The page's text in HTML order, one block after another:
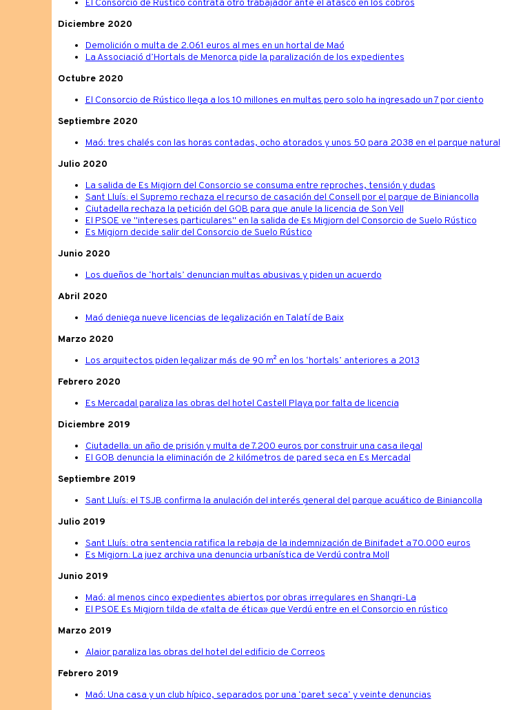
El Consorcio de Rústico contrata otro trabajador ante el atasco en los cobros
Diciembre 2020
Demolición o multa de 2.061 euros al mes en un hortal de Maó
La Associació d’Hortals de Menorca pide la paralización de los expedientes
Octubre 2020
El Consorcio de Rústico llega a los 10 millones en multas pero solo ha ingresado un 7 por ciento
Septiembre 2020
Maó: tres chalés con las horas contadas, ocho atorados y unos 50 para 2038 en el parque natural
Julio 2020
La salida de Es Migjorn del Consorcio se consuma entre reproches, tensión y dudas
Sant Lluís: el Supremo rechaza el recurso de casación del Consell por el parque de Biniancolla
Ciutadella rechaza la petición del GOB para que anule la licencia de Son Vell
El PSOE ve "intereses particulares" en la salida de Es Migjorn del Consorcio de Suelo Rústico
Es Migjorn decide salir del Consorcio de Suelo Rústico
Junio 2020
Los dueños de ‘hortals’ denuncian multas abusivas y piden un acuerdo
Abril 2020
Maó deniega nueve licencias de legalización en Talatí de Baix
Marzo 2020
Los arquitectos piden legalizar más de 90 m² en los ‘hortals’ anteriores a 2013
Febrero 2020
Es Mercadal paraliza las obras del hotel Castell Playa por falta de licencia
Diciembre 2019
Ciutadella: un año de prisión y multa de 7.200 euros por construir una casa ilegal
El GOB denuncia la eliminación de 2 kilómetros de pared seca en Es Mercadal
Septiembre 2019
Sant Lluís: el TSJB confirma la anulación del interés general del parque acuático de Biniancolla
Julio 2019
Sant Lluís: otra sentencia ratifica la rebaja de la indemnización de Binifadet a 70.000 euros
Es Migjorn: La juez archiva una denuncia urbanística de Verdú contra Moll
Junio 2019
Maó: al menos cinco expedientes abiertos por obras irregulares en Shangri-La
El PSOE Es Migjorn tilda de «falta de ética» que Verdú entre en el Consorcio en rústico
Marzo 2019
Alaior paraliza las obras del hotel del edificio de Correos
Febrero 2019
Maó: Una casa y un club hípico, separados por una ‘paret seca’ y veinte denuncias